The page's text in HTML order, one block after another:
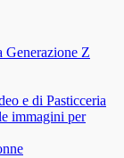
Generazione Z
e di Pasticceria
immagini per